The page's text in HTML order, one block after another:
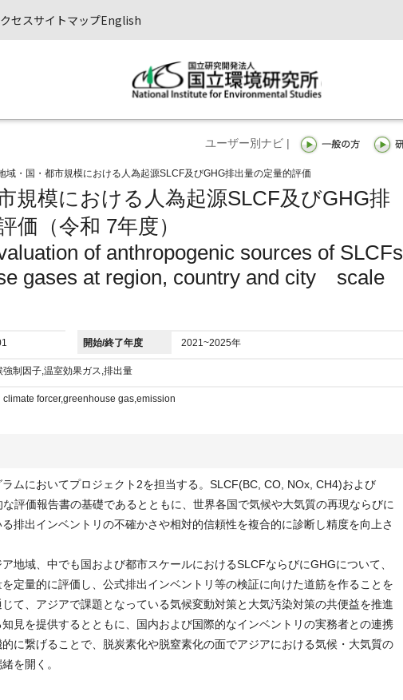
セスサイトマップEnglish
ユーザー別ナビ |
域・国・都市規模における人為起源SLCF及びGHG排出量の定量的評価
規模における人為起源SLCF及びGHG排
価（令和 7年度）
of anthropogenic sources of SLCFs
gases at region, country and city scale
開始/終了年度 2021~2025年
強制因子,温室効果ガス,排出量
climate forcer,greenhouse gas,emission
ムにおいてプロジェクト2を担当する。SLCF(BC, CO, NOx, CH4)および
評価報告書の基礎であるとともに、世界各国で気候や大気質の再現ならびに
排出インベントリの不確かさや相対的信頼性を複合的に診断し精度を向上さ
地域、中でも国および都市スケールにおけるSLCFならびにGHGについて、
定量的に評価し、公式排出インベントリ等の検証に向けた道筋を作ることを
て、アジアで課題となっている気候変動対策と大気汚染対策の共便益を推進
見を提供するとともに、国内および国際的なインベントリの実務者との連携
に繋げることで、脱炭素化や脱窒素化の面でアジアにおける気候・大気質の
を開く。